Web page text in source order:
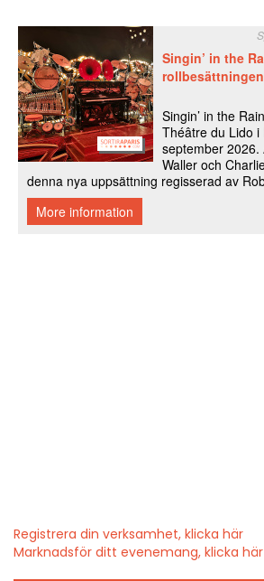
Registrera din verksamhet, klicka här
Marknadsför ditt evenemang, klicka här